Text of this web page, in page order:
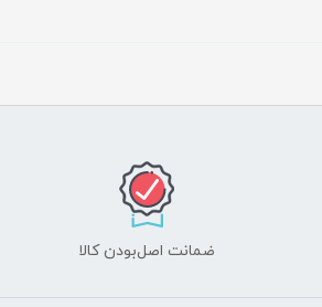
ضمانت اصل‌بودن کالا